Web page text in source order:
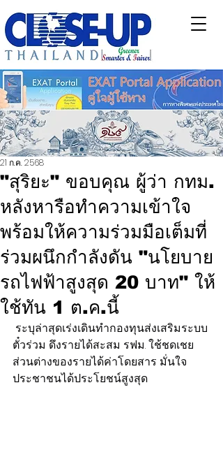
"สุริยะ" ขอบคุณ ผู้ว่า กทม.
หลังหารือทำความเข้าใจ
พร้อมให้ความร่วมมือเต็มที่
ร่วมผนึกกำลังดัน "นโยบาย
รถไฟฟ้าสูงสุด 20 บาท" ให้
ใช้ทัน 1 ต.ค.นี้
21 ก.ค. 2568
ตั๋วร่วม ดึงรายได้สะสม รฟม. ใช้ชดเชย
ส่วนต่างของรายได้ค่าโดยสาร มั่นใจ
ประชาชนได้ประโยชน์สูงสุด